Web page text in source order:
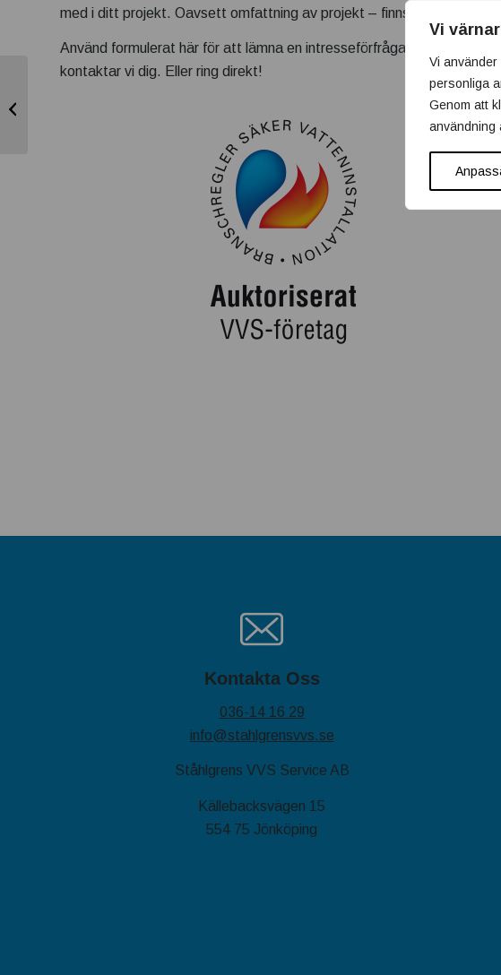
Vi
Vi
personliga
Genom att
användning
med i ditt projekt. Oavsett omfattning av projekt – finns vi där.
Använd formulerat här för att lämna en intresseförfrågan – så
kontaktar vi dig. Eller ring direkt!
Kontakta Oss
036-14 16 29
info@stahlgrensvvs.se
Ståhlgrens VVS Service AB
Källebacksvägen 15
554 75 Jönköping